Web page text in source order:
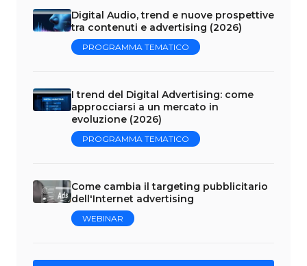
Digital Audio, trend e nuove prospettive
tra contenuti e advertising (2026)
PROGRAMMA TEMATICO
I trend del Digital Advertising: come
approcciarsi a un mercato in
evoluzione (2026)
PROGRAMMA TEMATICO
Come cambia il targeting pubblicitario
dell'Internet advertising
WEBINAR